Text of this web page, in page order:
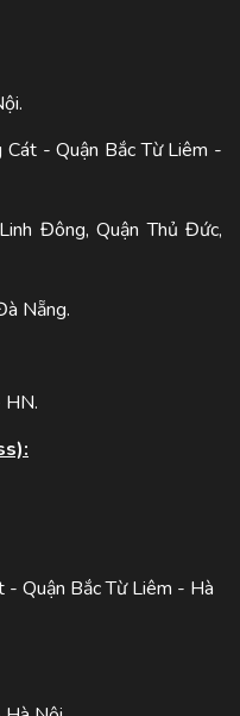
- Quận Bắc Từ Liêm -
Đông, Quận Thủ Đức,
Nẵng.
HN.
Quận Bắc Từ Liêm - Hà